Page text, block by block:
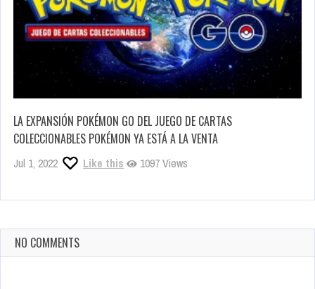
LA EXPANSIÓN POKÉMON GO DEL JUEGO DE CARTAS
COLECCIONABLES POKÉMON YA ESTÁ A LA VENTA
Jul 1, 2022 Like this 1097 Views
NO COMMENTS